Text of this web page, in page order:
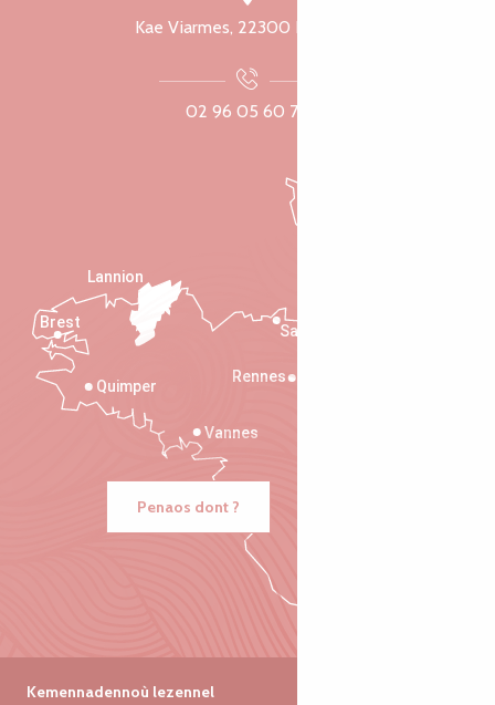
Kae Viarmes, 22300 Lannuon
02 96 05 60 70
Saint-Malo
Rennes
Vannes
Quimper
Lannion
Brest
Penaos dont ?
Kemennadennoù lezennel